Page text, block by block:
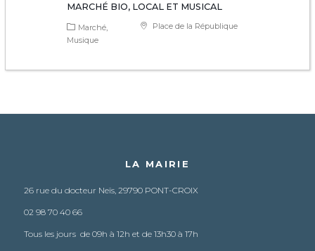
MARCHÉ BIO, LOCAL ET MUSICAL
Place de la République
Marché
Musique
LA MAIRIE
26 rue du docteur Neïs, 29790 PONT-CROIX
02 98 70 40 66
Tous les jours de 09h à 12h et de 13h30 à 17h